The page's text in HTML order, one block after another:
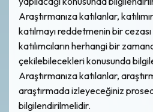
Araştırmanıza katılanlar,
katılmayı reddetmenin bir cezası
katılımcıların herhangi bir
çekilebilecekleri konusunda
Araştırmanıza katılanlar,
araştırmada izleyeceğiniz
bilgilendirilmelidir.